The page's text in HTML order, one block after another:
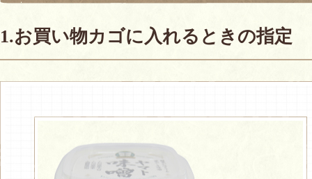
1.お買い物カゴに入れるときの指定